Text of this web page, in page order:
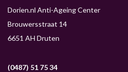
Dorien.nl Anti-Ageing Center
Brouwersstraat 14
6651 AH Druten
(0487) 51 75 34